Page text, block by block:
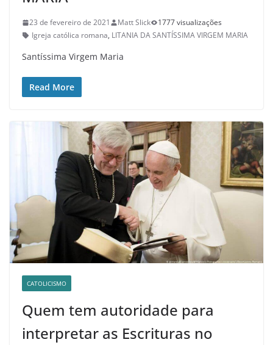
23 de fevereiro de 2021 Matt Slick
1777 visualizações
Igreja católica romana, LITANIA DA SANTÍSSIMA VIRGEM MARIA
Santíssima Virgem Maria
Read More
CATOLICISMO
Quem tem autoridade para
interpretar as Escrituras no